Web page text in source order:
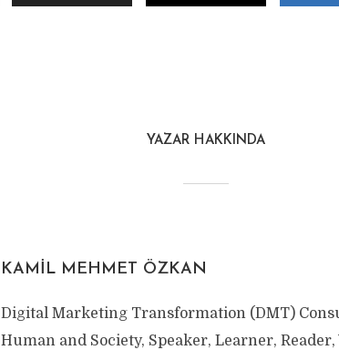
YAZAR HAKKINDA
KAMIL MEHMET ÖZKAN
Digital Marketing Transformation (DMT)
Human and Society, Speaker, Learner,